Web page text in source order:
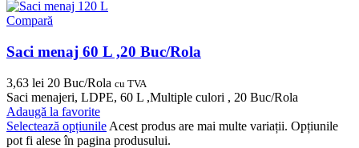
Compară
Saci menaj 60 L ,20 Buc/Rola
3,63 lei 20 Buc/Rola cu TVA
Saci menajeri, LDPE, 60 L ,Multiple culori , 20 Buc/Rola
Adaugă la favorite
Selectează opțiunile Acest produs are mai multe variații. Opțiunile
pot fi alese în pagina produsului.